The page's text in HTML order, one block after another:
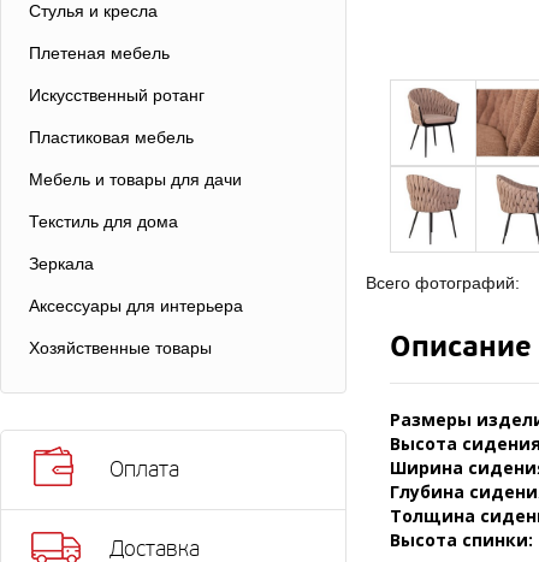
Стулья и кресла
Плетеная мебель
Искусственный ротанг
Пластиковая мебель
Мебель и товары для дачи
Текстиль для дома
Зеркала
Аксессуары для интерьера
Хозяйственные товары
Оплата
Доставка
Всего фотографий:
Описание
Размеры
Высота
Ширина
Глубина
Толщина
Высота спинки: